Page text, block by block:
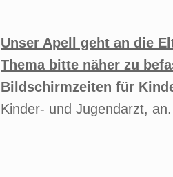
Unser Apell geht an die
Thema bitte näher zu
Bildschirmzeiten für
Kinder- und Jugendarzt, an.